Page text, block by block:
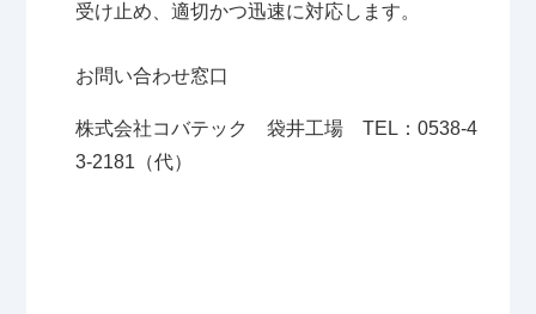
受け止め、適切かつ迅速に対応します。
お問い合わせ窓口
株式会社コバテック 袋井工場 TEL：0538-4
3-2181（代）